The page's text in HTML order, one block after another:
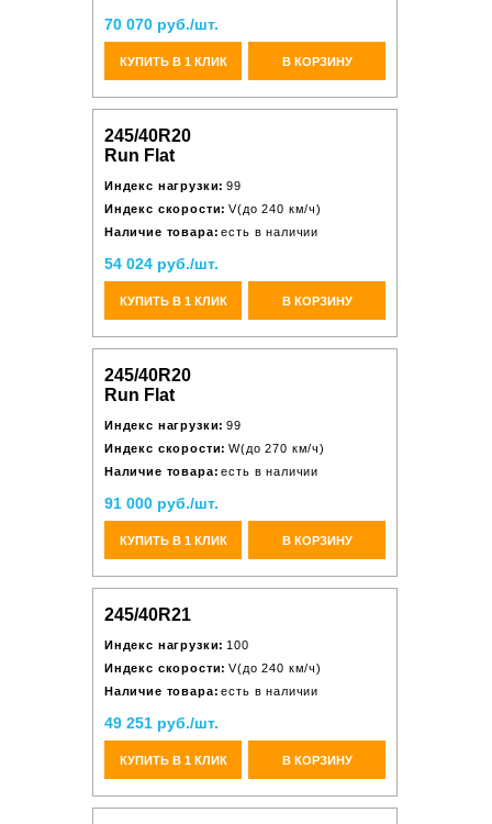
70 070 руб./шт.
КУПИТЬ В 1 КЛИК В КОРЗИНУ
245/40R20
Run Flat
Индекс нагрузки: 99
Индекс скорости: V(до 240 км/ч)
Наличие товара: есть в наличии
54 024 руб./шт.
КУПИТЬ В 1 КЛИК В КОРЗИНУ
245/40R20
Run Flat
Индекс нагрузки: 99
Индекс скорости: W(до 270 км/ч)
Наличие товара: есть в наличии
91 000 руб./шт.
КУПИТЬ В 1 КЛИК В КОРЗИНУ
245/40R21
Индекс нагрузки: 100
Индекс скорости: V(до 240 км/ч)
Наличие товара: есть в наличии
49 251 руб./шт.
КУПИТЬ В 1 КЛИК В КОРЗИНУ